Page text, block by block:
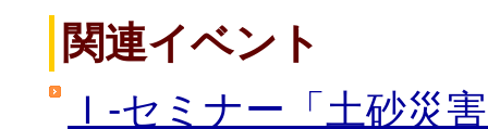
関連イベント
Ｉ-セミナー「土砂災